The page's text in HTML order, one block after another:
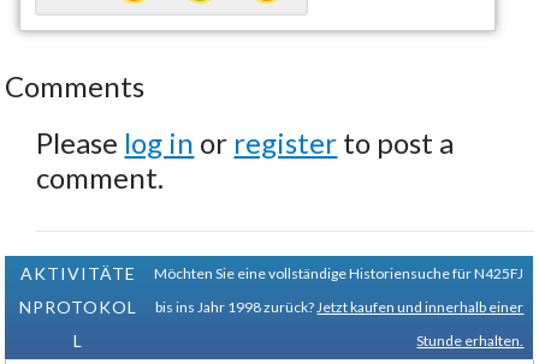
Comments
Please log in or register to post a
comment.
AKTIVITÄTE
NPROTOKOL
L
Möchten Sie eine vollständige Historiensuche für N425FJ
bis ins Jahr 1998 zurück?Jetzt kaufen und innerhalb einer
Stunde erhalten.